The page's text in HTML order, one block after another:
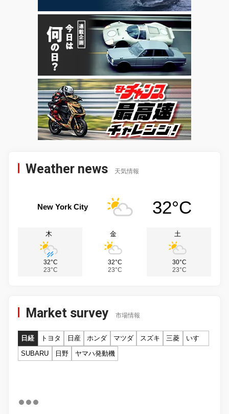
Weather news 天気情報
New York City 32°C
木
32°C
23°C
金
32°C
23°C
土
30°C
23°C
Market survey 市場情報
日経 トヨタ 日産 ホンダ マツダ スズキ 三菱
いすゞ
SUBARU
日野 ヤマハ発動機